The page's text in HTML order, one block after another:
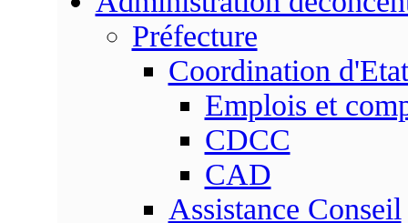
Préfecture
Coordination d'Etat
Emplois et
CDCC
CAD
Assistance Conseil